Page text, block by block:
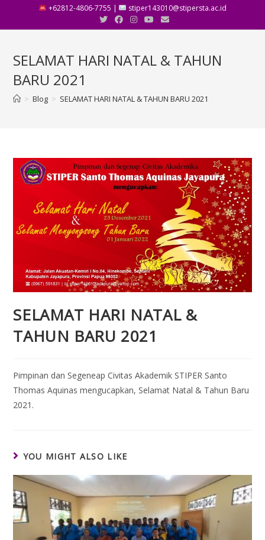
+62812-4806-7755 | stiper143010@stipersta.ac.id
SELAMAT HARI NATAL & TAHUN
BARU 2021
> Blog > SELAMAT HARI NATAL & TAHUN BARU 2021
SELAMAT HARI NATAL &
TAHUN BARU 2021
Pimpinan dan Segeneap Civitas Akademik STIPER Santo
Thomas Aquinas mengucapkan, Selamat Natal & Tahun Baru
2021.
YOU MIGHT ALSO LIKE